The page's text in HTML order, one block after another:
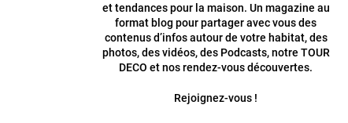
et tendances pour la maison. Un magazine au
format blog pour partager avec vous des
contenus d’infos autour de votre habitat, des
photos, des vidéos, des Podcasts, notre TOUR
DECO et nos rendez-vous découvertes.
Rejoignez-vous !